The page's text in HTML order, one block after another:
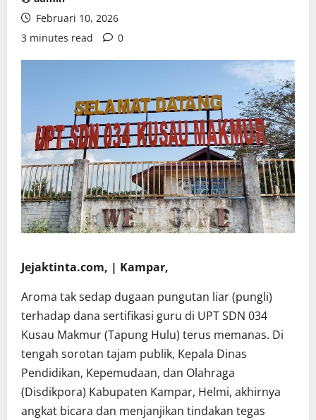
Februari 10, 2026
3 minutes read
0
Jejaktinta.com, | Kampar,
Aroma tak sedap dugaan pungutan liar (pungli)
terhadap dana sertifikasi guru di UPT SDN 034
Kusau Makmur (Tapung Hulu) terus memanas. Di
tengah sorotan tajam publik, Kepala Dinas
Pendidikan, Kepemudaan, dan Olahraga
(Disdikpora) Kabupaten Kampar, Helmi, akhirnya
angkat bicara dan menjanjikan tindakan tegas